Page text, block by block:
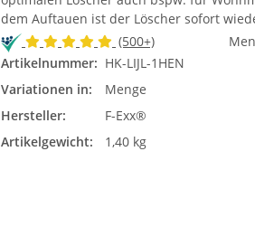
dem Auftauen ist der Löscher sofort
(500+)
Artikelnummer: HK-LIJL-1HEN
Variationen in:
Menge
Hersteller:
F-Exx®
Artikelgewicht:
1,40 kg